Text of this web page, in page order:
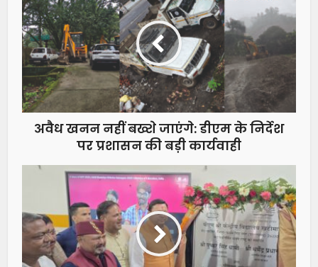
अवैध खनन नहीं बख्शे जाएंगे: डीएम के निर्देश
पर प्रशासन की बड़ी कार्यवाही